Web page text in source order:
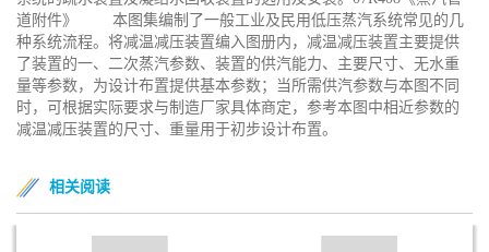
道附件》 本图集编制了一般工业及民用低压蒸汽系统常见的几
种系统流程。将减温减压装置编入图册内，减温减压装置主要提供
了装置的一、二次蒸汽参数、装置的供汽能力、主要尺寸、无水重
量等参数，为设计布置提供基本参数；当所需供汽参数与本图不同
时，可根据实际要求与制造厂家具体商定，参考本图中相近参数的
减温减压装置的尺寸、重量用于初步设计布置。
相关阅读